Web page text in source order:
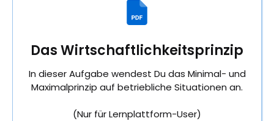
Das Wirtschaftlichkeitsprinzip
In dieser Aufgabe wendest Du das Minimal- und
Maximalprinzip auf betriebliche Situationen an.
(Nur für Lernplattform-User)